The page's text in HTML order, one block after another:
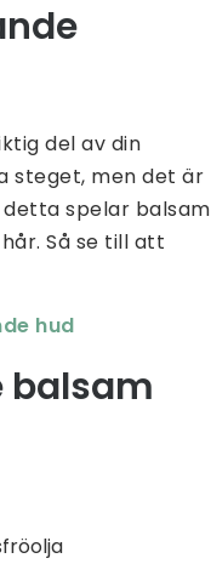
del av din
steget, men det är
spelar balsam
Så se till att
hud
balsam